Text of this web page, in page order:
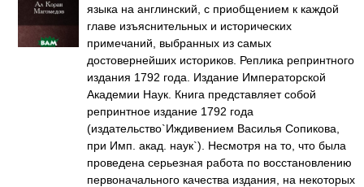
языка на англинский, с приобщением к каждой
главе изъяснительных и исторических
примечаний, выбранных из самых
достовернейших историков. Реплика репринтного
издания 1792 года. Издание Императорской
Академии Наук. Книга представляет собой
репринтное издание 1792 года
(издательство`Иждивением Василья Сопикова,
при Имп. акад. наук`). Несмотря на то, что была
проведена серьезная работа по восстановлению
первоначального качества издания, на некоторых